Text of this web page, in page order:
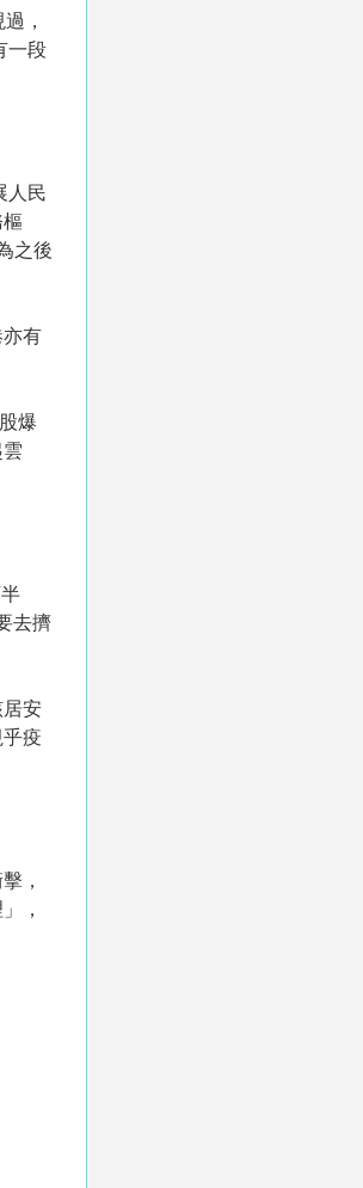
，
一段
人民
之後
有
爆
去擠
安
疫
，
，